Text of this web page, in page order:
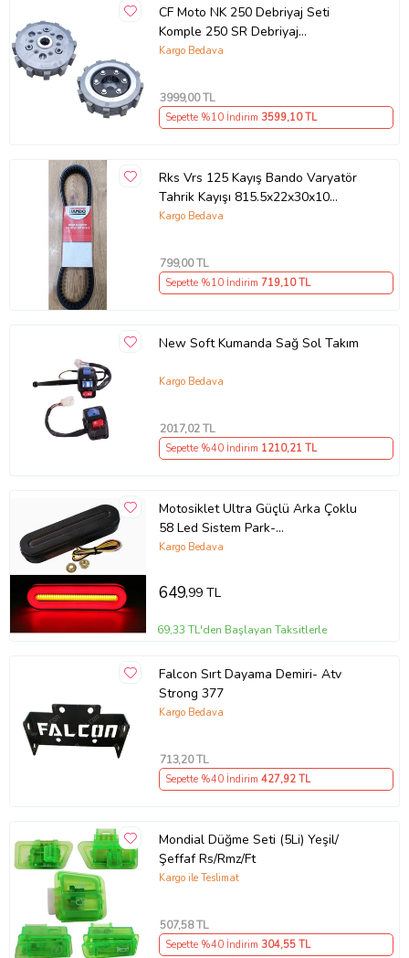
CF Moto NK 250 Debriyaj Seti
Komple 250 SR Debriyaj
Balata+Göbek Set 7Li Hepsi
Kargo Bedava
3999,00 TL
Sepette %10 İndirim 3599,10 TL
Rks Vrs 125 Kayış Bando Varyatör
Tahrik Kayışı 815.5x22x30x10
Supermoto
Kargo Bedava
799,00 TL
Sepette %10 İndirim 719,10 TL
New Soft Kumanda Sağ Sol Takım
Kargo Bedava
2017,02 TL
Sepette %40 İndirim 1210,21 TL
Motosiklet Ultra Güçlü Arka Çoklu
58 Led Sistem Park-
Fren+Sinyal+Dörtlü Modlu
Kargo Bedava
649,99 TL
69,33 TL'den Başlayan Taksitlerle
Falcon Sırt Dayama Demiri- Atv
Strong 377
Kargo Bedava
713,20 TL
Sepette %40 İndirim 427,92 TL
Mondial Düğme Seti (5Li) Yeşil/
Şeffaf Rs/Rmz/Ft
Kargo ile Teslimat
507,58 TL
Sepette %40 İndirim 304,55 TL